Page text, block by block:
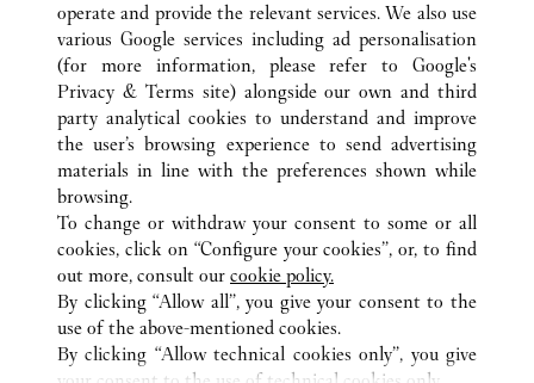
ALL CARTIER LOCATIONS
FRANCE
ROISSY-EN-FRANCE (AIRPORT)
PARIS CHARLES-DE-GAULLE, TERMINAL 1
CUSTOMER CARE
CONTACT US
OUR COMPANY
CAREERS
FIND IN BOUTIQUE
operate and provide the relevant services. We also use
various Google services including ad personalisation
(for more information, please refer to Google's
Privacy & Terms site) alongside our own and third
party analytical cookies to understand and improve
the user’s browsing experience to send advertising
materials in line with the preferences shown while
browsing.
To change or withdraw your consent to some or all
cookies, click on “Configure your cookies”, or, to find
out more, consult our cookie policy.
By clicking “Allow all”, you give your consent to the
use of the above-mentioned cookies.
By clicking “Allow technical cookies only”, you give